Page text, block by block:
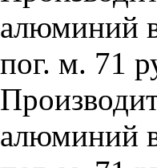
алюминий
пог. м. 71
алюминий